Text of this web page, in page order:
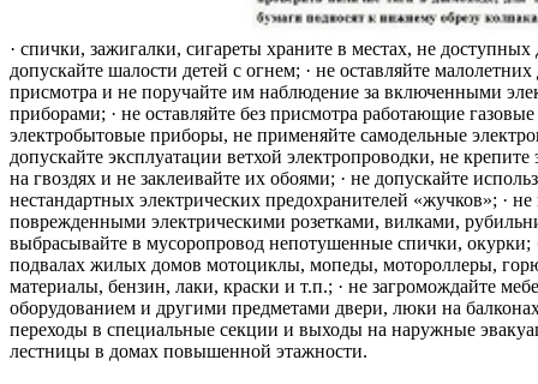
· спички, зажигалки, сигареты храните в местах, не доступных
допускайте шалости детей с огнем; · не оставляйте малолетних
присмотра и не поручайте им наблюдение за включенными
приборами; · не оставляйте без присмотра работающие
электробытовые приборы, не применяйте самодельные
допускайте эксплуатации ветхой электропроводки, не крепите
на гвоздях и не заклеивайте их обоями; · не допускайте
нестандартных электрических предохранителей «жучков»; · не
поврежденными электрическими розетками, вилками,
выбрасывайте в мусоропровод непотушенные спички, окурки;
подвалах жилых домов мотоциклы, мопеды, мотороллеры,
материалы, бензин, лаки, краски и т.п.; · не загромождайте
оборудованием и другими предметами двери, люки на
переходы в специальные секции и выходы на наружные
лестницы в домах повышенной этажности.